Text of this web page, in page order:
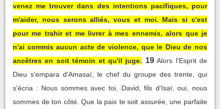
venez me trouver dans des intentions pacifiques, pour
m'aider, nous serons alliés, vous et moi. Mais si c'est
pour me trahir et me livrer à mes ennemis, alors que je
n'ai commis aucun acte de violence, que le Dieu de nos
ancêtres en soit témoin et qu'il juge. 19 Alors l'Esprit de
Dieu s'empara d'Amasaï, le chef du groupe des trente, qui
s'écria : Nous sommes avec toi, David, fils d'Isaï, oui, nous
sommes de ton côté. Que la paix te soit assurée, une parfaite